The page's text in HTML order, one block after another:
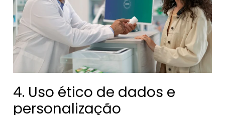
4. Uso ético de dados e
personalização